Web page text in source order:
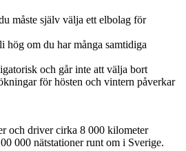
måste själv välja ett elbolag för
hög om du har många samtidiga
och går inte att välja bort
för hösten och vintern påverkar
och driver cirka 8 000 kilometer
000 nätstationer runt om i Sverige.